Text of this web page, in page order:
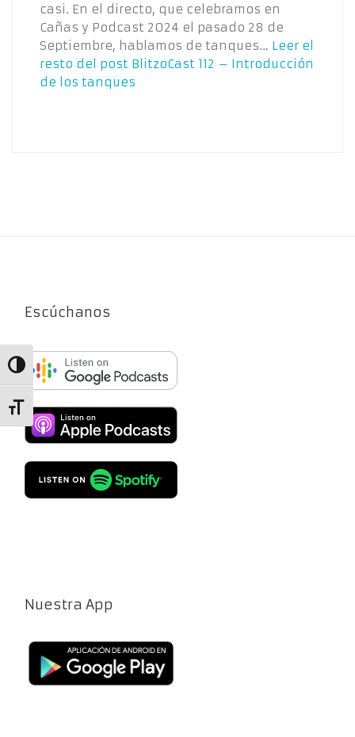
Alternar alto contraste
Alternar tamaño de letra
casi. En el directo, que celebramos en
Cañas y Podcast 2024 el pasado 28 de
Septiembre, hablamos de tanques… Leer el
resto del post BlitzoCast 112 – Introducción
de los tanques
Escúchanos
Nuestra App